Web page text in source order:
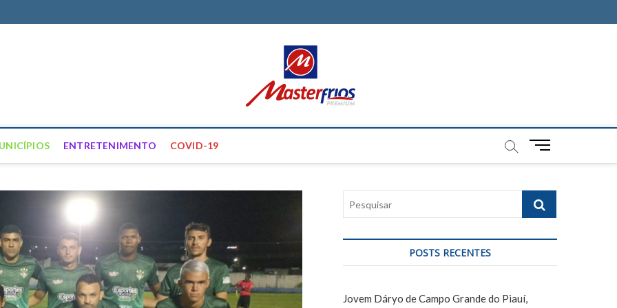
ENTRETENIMENTO COVID-19
M
u
B
u
o
q
a
POSTS RECENTES
Jovem Dáryo de Campo Grande do Piauí,